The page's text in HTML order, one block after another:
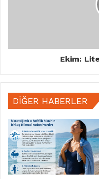
Ekim:
DIĞER HABERLER